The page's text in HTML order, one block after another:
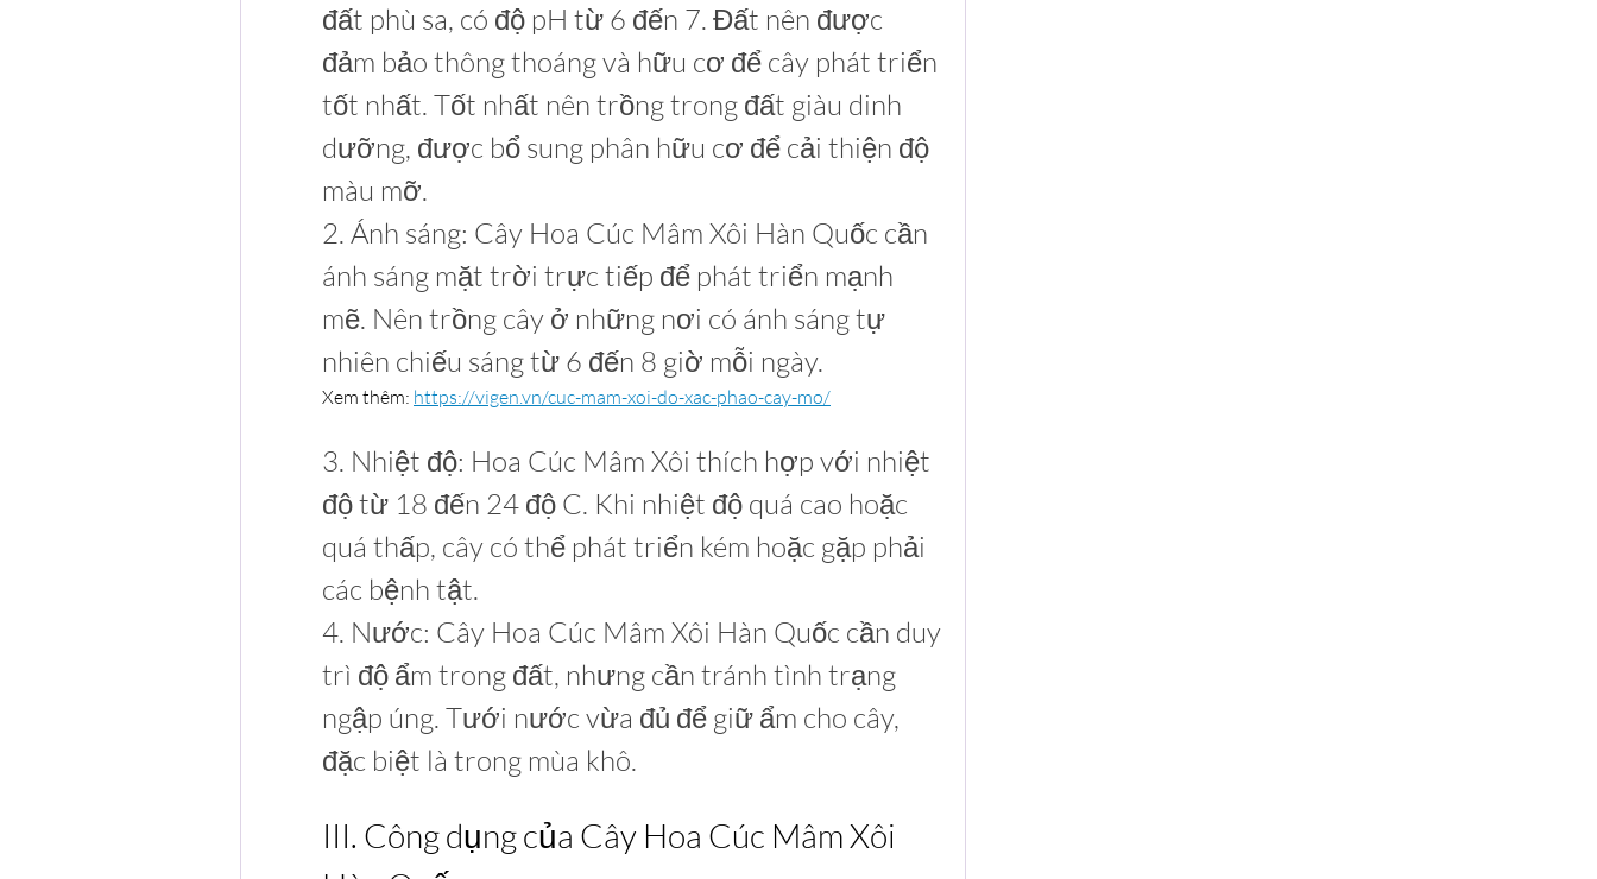
đất phù sa, có độ pH từ 6 đến 7. Đất nên được
đảm bảo thông thoáng và hữu cơ để cây phát triển
tốt nhất. Tốt nhất nên trồng trong đất giàu dinh
dưỡng, được bổ sung phân hữu cơ để cải thiện độ
màu mỡ.
2. Ánh sáng: Cây Hoa Cúc Mâm Xôi Hàn Quốc cần
ánh sáng mặt trời trực tiếp để phát triển mạnh
mẽ. Nên trồng cây ở những nơi có ánh sáng tự
nhiên chiếu sáng từ 6 đến 8 giờ mỗi ngày.
Xem thêm: https://vigen.vn/cuc-mam-xoi-do-xac-phao-cay-mo/
3. Nhiệt độ: Hoa Cúc Mâm Xôi thích hợp với nhiệt
độ từ 18 đến 24 độ C. Khi nhiệt độ quá cao hoặc
quá thấp, cây có thể phát triển kém hoặc gặp phải
các bệnh tật.
4. Nước: Cây Hoa Cúc Mâm Xôi Hàn Quốc cần duy
trì độ ẩm trong đất, nhưng cần tránh tình trạng
ngập úng. Tưới nước vừa đủ để giữ ẩm cho cây,
đặc biệt là trong mùa khô.
III. Công dụng của Cây Hoa Cúc Mâm Xôi